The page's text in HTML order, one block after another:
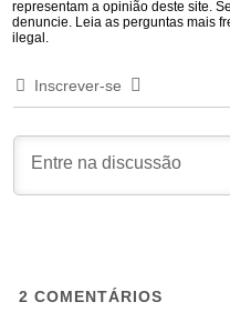
representam a opinião deste site.
denuncie. Leia as perguntas mais
ilegal.
Inscrever-se
2 COMENTÁRIOS